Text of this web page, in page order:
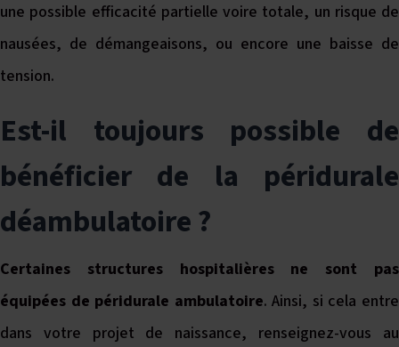
une possible efficacité partielle voire totale, un risque de
nausées, de démangeaisons, ou encore une baisse de
tension.
Est-il toujours possible de
bénéficier de la péridurale
déambulatoire ?
Certaines structures hospitalières ne sont pas
équipées de péridurale ambulatoire. Ainsi, si cela entre
dans votre projet de naissance, renseignez-vous au